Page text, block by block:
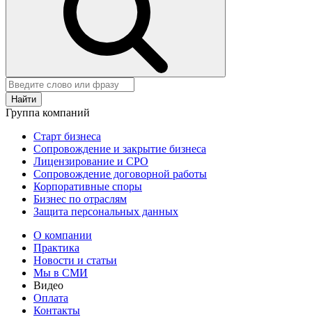
Найти
Группа компаний
Старт бизнеса
Сопровождение и закрытие бизнеса
Лицензирование и СРО
Сопровождение договорной работы
Корпоративные споры
Бизнес по отраслям
Защита персональных данных
О компании
Практика
Новости и статьи
Мы в СМИ
Видео
Оплата
Контакты